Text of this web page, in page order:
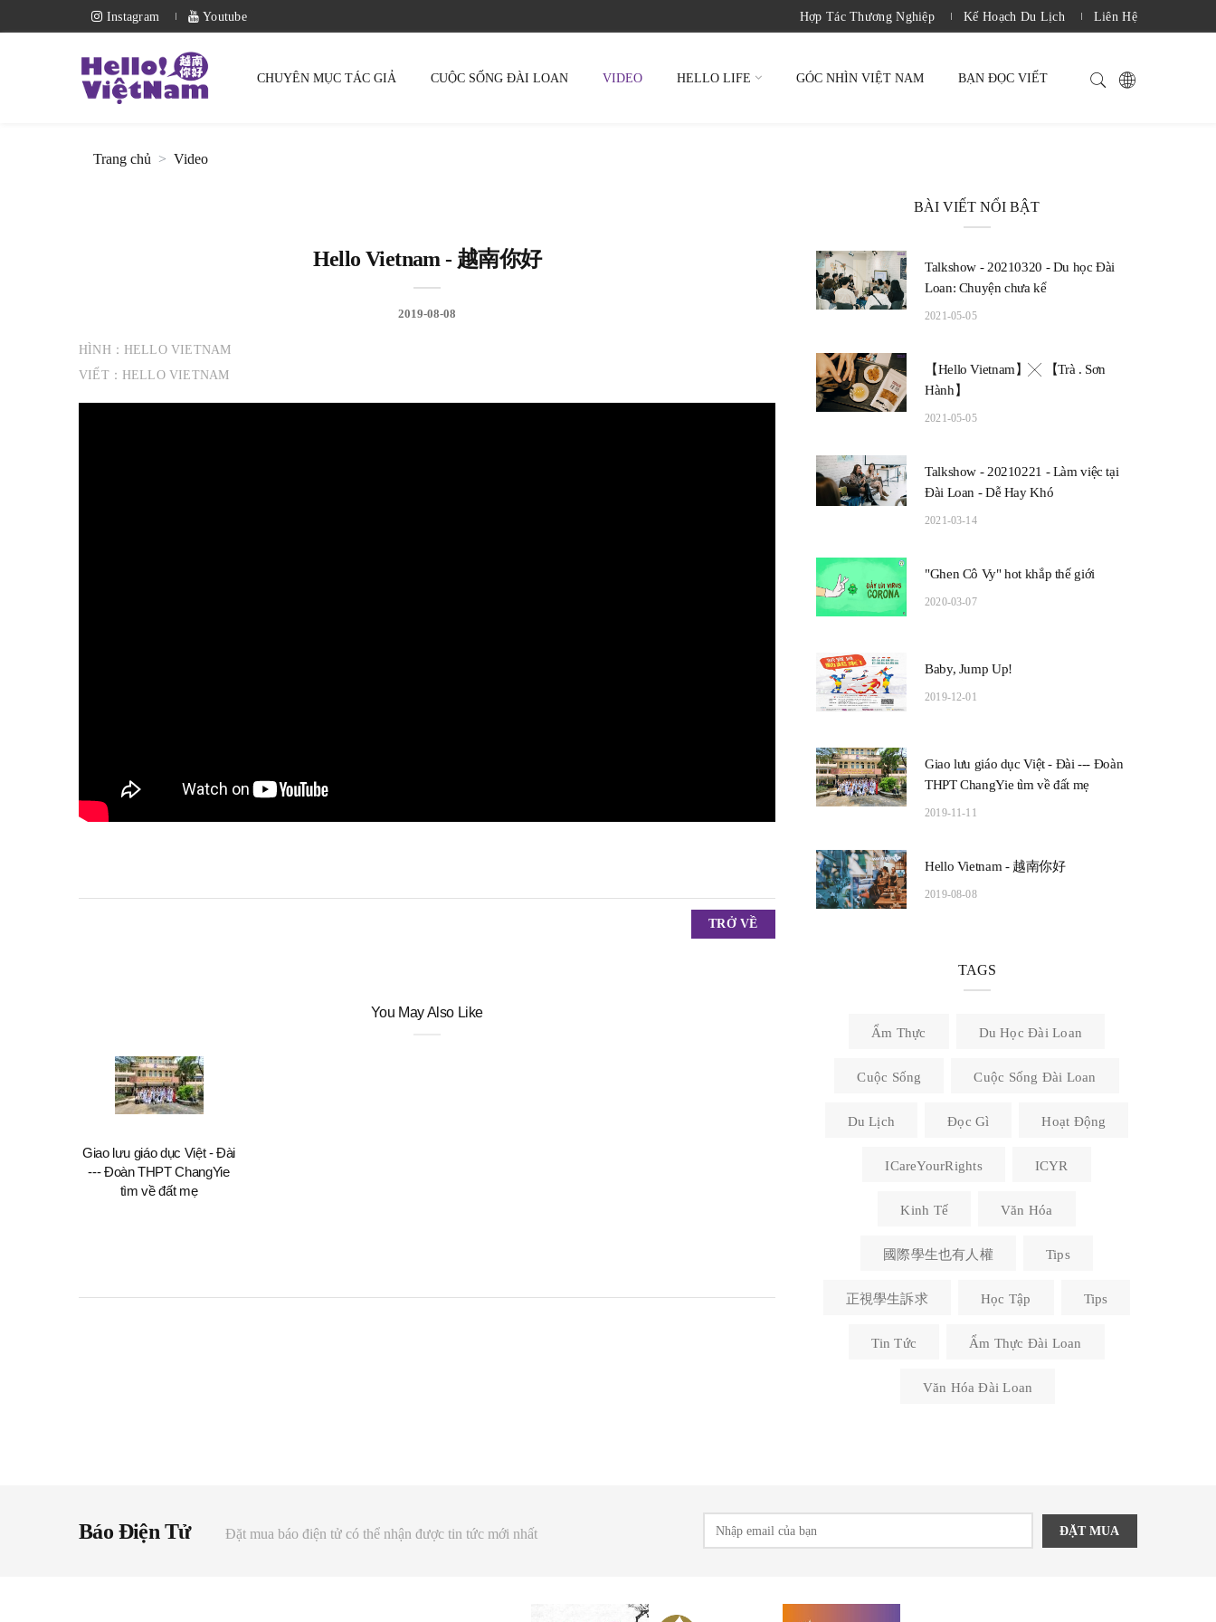
Instagram Youtube Hợp Tác Thương Nghiệp Kế Hoạch Du Lịch Liên Hệ
CHUYÊN MỤC TÁC GIẢ CUỘC SỐNG ĐÀI LOAN VIDEO HELLO LIFE GÓC NHÌN VIỆT NAM BẠN ĐỌC VIẾT
Trang chủ Video
Hello Vietnam - 越南你好
2019-08-08
HÌNH：HELLO VIETNAM
VIẾT：HELLO VIETNAM
TRỞ VỀ
You May Also Like
Giao lưu giáo dục Việt - Đài
--- Đoàn THPT ChangYie
tìm về đất mẹ
BÀI VIẾT NỔI BẬT
Talkshow - 20210320 - Du học Đài
Loan: Chuyện chưa kể
2021-05-05
【Hello Vietnam】╳ 【Trà . Sơn
Hành】
2021-05-05
Talkshow - 20210221 - Làm việc tại
Đài Loan - Dễ Hay Khó
2021-03-14
"Ghen Cô Vy" hot khắp thế giới
2020-03-07
Baby, Jump Up!
2019-12-01
Giao lưu giáo dục Việt - Đài --- Đoàn
THPT ChangYie tìm về đất mẹ
2019-11-11
Hello Vietnam - 越南你好
2019-08-08
TAGS
Ẩm Thực Du Học Đài Loan
Cuộc Sống Cuộc Sống Đài Loan
Du Lịch Đọc Gì Hoạt Động
ICareYourRights ICYR
Kinh Tế Văn Hóa
國際學生也有人權 Tips
正視學生訴求 Học Tập Tips
Tin Tức Ẩm Thực Đài Loan
Văn Hóa Đài Loan
Báo Điện Tử Đặt mua báo điện tử có thể nhận được tin tức mới nhất ĐẶT MUA